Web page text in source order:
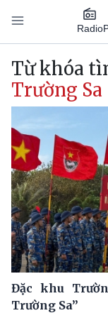
Nhảy đến nội dung
Radio
Main
Từ khóa
Trường Sa
Đặc khu
Trường Sa”